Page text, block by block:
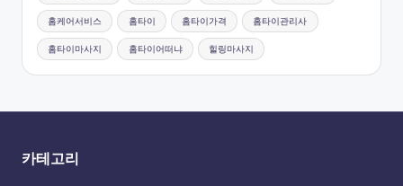
홈케어서비스 홈타이 홈타이가격 홈타이관리사
홈타이마사지 홈타이어떠냐 힐링마사지
카테고리